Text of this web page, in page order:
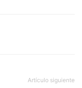
Artículo siguiente